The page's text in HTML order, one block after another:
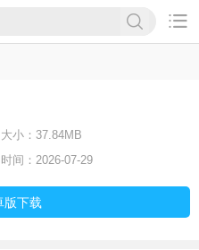

大小： 37.84MB
时间： 2026-07-29
版下载